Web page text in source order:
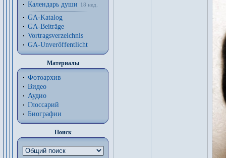
Календарь души
18 нед.
GA-Katalog
GA-Beiträge
Vortragsverzeichnis
GA-Unveröffentlicht
Материалы
Фотоархив
Видео
Аудио
Глоссарий
Биографии
Поиск